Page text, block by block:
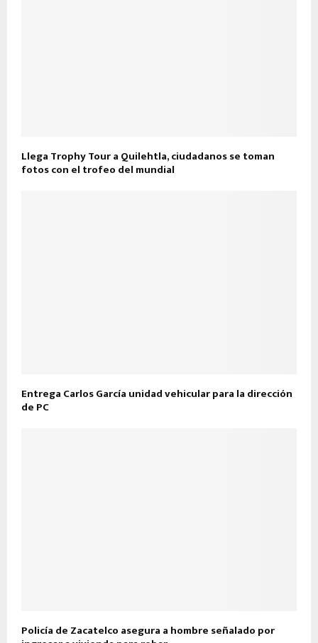
Llega Trophy Tour a Quilehtla, ciudadanos se toman
fotos con el trofeo del mundial
Entrega Carlos García unidad vehicular para la dirección
de PC
Policía de Zacatelco asegura a hombre señalado por